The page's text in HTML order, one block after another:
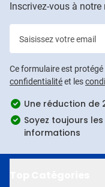
Inscrivez-vous à notre
Ce formulaire est protégé
confidentialitéet les
Une réduction de
Soyez toujours
informations